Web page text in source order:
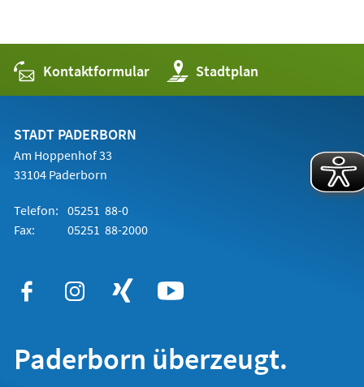
Kontaktformular Stadtplan
(Öffnet
in
einem
STADT PADERBORN
Am Hoppenhof 33
33104 Paderborn
Telefon: 05251 88-0
Fax:
05251 88-2000
Paderborn überzeugt.